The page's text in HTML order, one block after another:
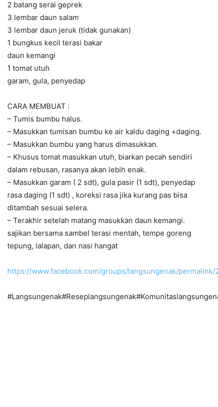
2 batang serai geprek
3 lembar daun salam
3 lembar daun jeruk (tidak gunakan)
1 bungkus kecil terasi bakar
daun kemangi
1 tomat utuh
garam, gula, penyedap
CARA MEMBUAT :
– Tumis bumbu halus.
– Masukkan tumisan bumbu ke air kaldu daging +daging.
– Masukkan bumbu yang harus dimasukkan.
– Khusus tomat masukkan utuh, biarkan pecah sendiri
dalam rebusan, rasanya akan lebih enak.
– Masukkan garam ( 2 sdt), gula pasir (1 sdt), penyedap
rasa daging (1 sdt) , koreksi rasa jika kurang pas bisa
ditambah sesuai selera.
– Terakhir setelah matang masukkan daun kemangi.
sajikan bersama sambel terasi mentah, tempe goreng
tepung, lalapan, dan nasi hangat
https://www.facebook.com/groups/langsungenak/permalink/